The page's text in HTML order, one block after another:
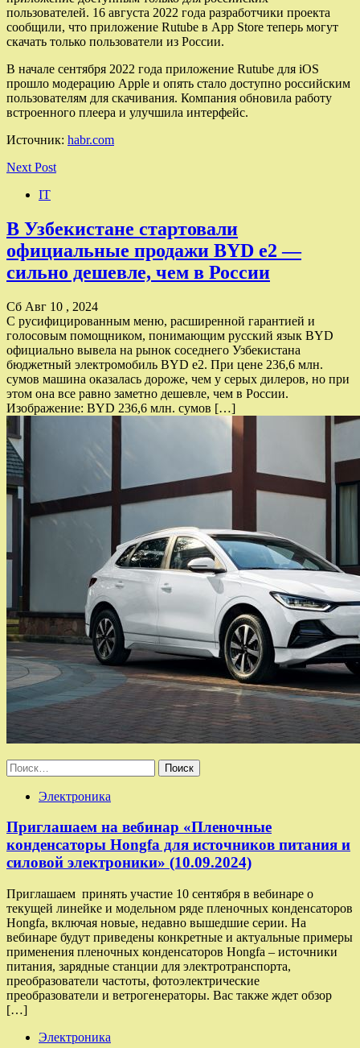
пользователей. 16 августа 2022 года разработчики проекта
сообщили, что приложение Rutube в App Store теперь могут
скачать только пользователи из России.
В начале сентября 2022 года приложение Rutube для iOS
прошло модерацию Apple и опять стало доступно российским
пользователям для скачивания. Компания обновила работу
встроенного плеера и улучшила интерфейс.
Источник: habr.com
Next Post
IT
В Узбекистане стартовали
официальные продажи BYD e2 —
сильно дешевле, чем в России
Сб Авг 10 , 2024
С русифицированным меню, расширенной гарантией и
голосовым помощником, понимающим русский язык BYD
официально вывела на рынок соседнего Узбекистана
бюджетный электромобиль BYD e2. При цене 236,6 млн.
сумов машина оказалась дороже, чем у серых дилеров, но при
этом она все равно заметно дешевле, чем в России.
Изображение: BYD 236,6 млн. сумов […]
Найти:
Электроника
Приглашаем на вебинар «Пленочные
конденсаторы Hongfa для источников питания и
силовой электроники» (10.09.2024)
Приглашаем принять участие 10 сентября в вебинаре о
текущей линейке и модельном ряде пленочных конденсаторов
Hongfa, включая новые, недавно вышедшие серии. На
вебинаре будут приведены конкретные и актуальные примеры
применения пленочных конденсаторов Hongfa – источники
питания, зарядные станции для электротранспорта,
преобразователи частоты, фотоэлектрические
преобразователи и ветрогенераторы. Вас также ждет обзор
[…]
Электроника